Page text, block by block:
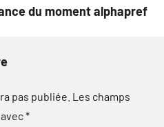
du moment alphapref
pas publiée. Les champs
*